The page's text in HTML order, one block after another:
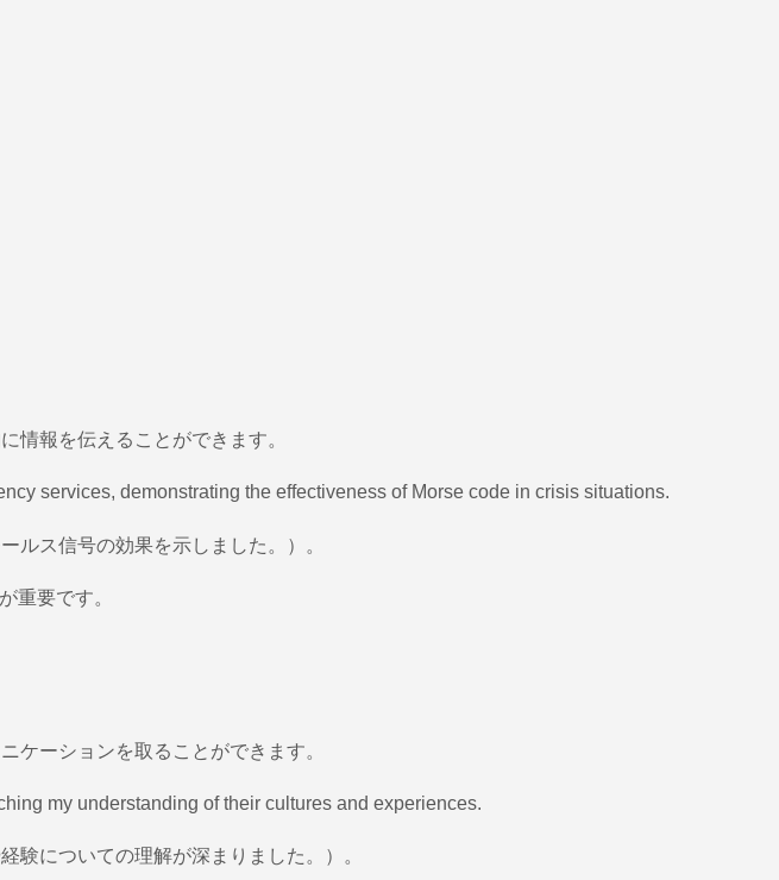
情報を伝えることができます。
services, demonstrating the effectiveness of Morse code in crisis situations.
ルス信号の効果を示しました。）。
重要です。
ケーションを取ることができます。
my understanding of their cultures and experiences.
験についての理解が深まりました。）。